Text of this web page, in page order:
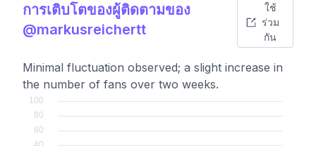
การเติบโตของผู้ติดตามของ
@markusreichertt
ใช้
ร่วม
กัน
Minimal fluctuation observed; a slight increase in
the number of fans over two weeks.